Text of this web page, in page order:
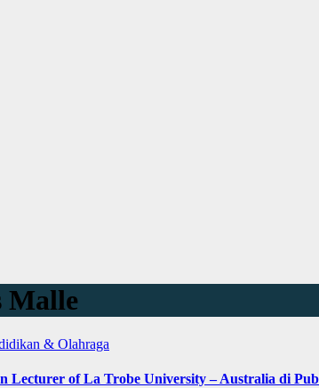
Malle
& Olahraga
Lecturer of La Trobe University – Australia di